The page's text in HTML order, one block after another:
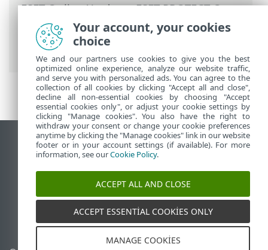
ESET Online Yardım>ESET PROTECT On-
Prem>
ESET PROTECT On-Prem Ürününü
Kullanma
>ESET PROTECT On-Prem Ana
Menü> Daha Fazla > Lisans Yönetimi
Masaüstü sitesini görüntüle
End of Life
ESET Bilgi Bankası
ESET Status Portal
Bölgesel destek
Your account, your cookies
choice
We and our partners use cookies to give you the best
optimized online experience, analyze our website traffic,
and serve you with personalized ads. You can agree to the
collection of all cookies by clicking "Accept all and close",
decline all non-essential cookies by choosing "Accept
essential cookies only", or adjust your cookie settings by
clicking "Manage cookies". You also have the right to
withdraw your consent or change your cookie preferences
anytime by clicking the "Manage cookies" link in our website
footer or in your account settings (if available). For more
information, see ourCookie Policy.
ACCEPT ALL AND CLOSE
ACCEPT ESSENTIAL COOKIES ONLY
MANAGE COOKIES